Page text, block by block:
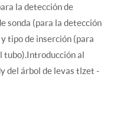
la detección de
sonda (para la detección
tipo de inserción (para
tubo).Introducción al
del árbol de levas tlzet -